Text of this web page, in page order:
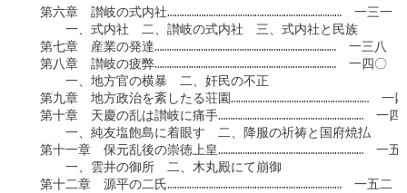
第六章　讃岐の式内社………………………………………………………………　一三一
一、式内社　二、讃岐の式内社　三、式内社と民族
第七章　産業の発達…………………………………………………………………　一三八
第八章　讃岐の疲弊…………………………………………………………………　一四〇
一、地方官の横暴　二、奸民の不正
第九章　地方政治を紊したる荘園…………………………………………………　一
第十章　天慶の乱は讃岐に痛手……………………………………………………　一四
一、純友塩飽島に着眼す　二、降服の祈祷と国府焼払
第十一章　保元乱後の崇徳上皇……………………………………………………　一五
一、雲井の御所　二、木丸殿にて崩御
第十二章　源平の二氏………………………………………………………………　一五二